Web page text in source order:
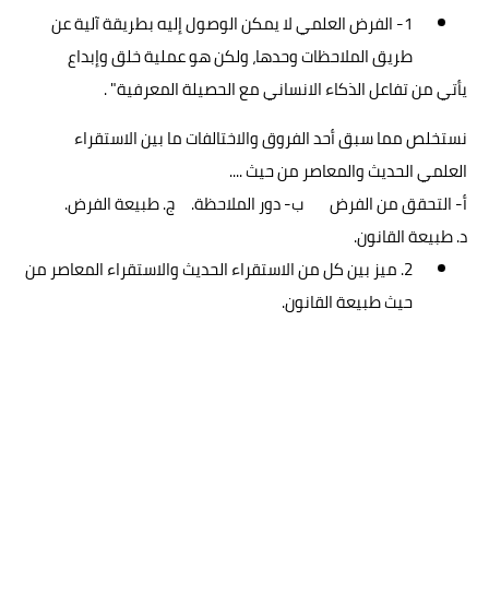
1- الفرض العلمي لا يمكن الوصول إليه بطريقة آلية عن
طريق الملاحظات وحدها، ولكن هو عملية خلق وإبداع
يأتي من تفاعل الذكاء الانساني مع الحصيلة المعرفية" .
نستخلص مما سبق أحد الفروق والاختالفات ما بين الاستقراء
العلمي الحديث والمعاصر من حيث ....
أ- التحقق من الفرض ب- دور الملاحظة. ج. طبيعة الفرض.
د. طبيعة القانون.
2. ميز بين كل من الاستقراء الحديث والاستقراء المعاصر من
حيث طبيعة القانون.